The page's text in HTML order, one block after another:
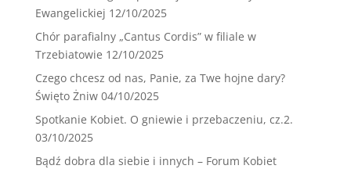
Ewangelickiej 12/10/2025
Chór parafialny „Cantus Cordis” w filiale w
Trzebiatowie 12/10/2025
Czego chcesz od nas, Panie, za Twe hojne dary?
Święto Żniw 04/10/2025
Spotkanie Kobiet. O gniewie i przebaczeniu, cz.2.
03/10/2025
Bądź dobra dla siebie i innych – Forum Kobiet